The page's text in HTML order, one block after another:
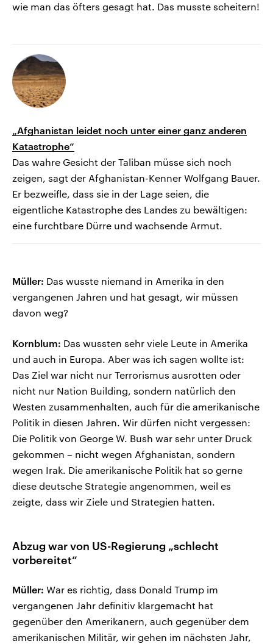
wie man das öfters gesagt hat. Das musste scheitern!
„Afghanistan leidet noch unter einer ganz anderen
Katastrophe“
Das wahre Gesicht der Taliban müsse sich noch
zeigen, sagt der Afghanistan-Kenner Wolfgang Bauer.
Er bezweifle, dass sie in der Lage seien, die
eigentliche Katastrophe des Landes zu bewältigen:
eine furchtbare Dürre und wachsende Armut.
Müller: Das wusste niemand in Amerika in den
vergangenen Jahren und hat gesagt, wir müssen
davon weg?
Kornblum: Das wussten sehr viele Leute in Amerika
und auch in Europa. Aber was ich sagen wollte ist:
Das Ziel war nicht nur Terrorismus ausrotten oder
nicht nur Nation Building, sondern natürlich den
Westen zusammenhalten, auch für die amerikanische
Politik in diesen Jahren. Wir dürfen nicht vergessen:
Die Politik von George W. Bush war sehr unter Druck
gekommen – nicht wegen Afghanistan, sondern
wegen Irak. Die amerikanische Politik hat so gerne
diese deutsche Strategie angenommen, weil es
zeigte, dass wir Ziele und Strategien hatten.
Abzug war von US-Regierung „schlecht
vorbereitet“
Müller: War es richtig, dass Donald Trump im
vergangenen Jahr definitiv klargemacht hat
gegenüber den Amerikanern, auch gegenüber dem
amerikanischen Militär, wir gehen im nächsten Jahr,